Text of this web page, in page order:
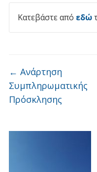
Κατεβάστε από εδώ
← Ανάρτηση
Συμπληρωματικής
Πρόσκλησης